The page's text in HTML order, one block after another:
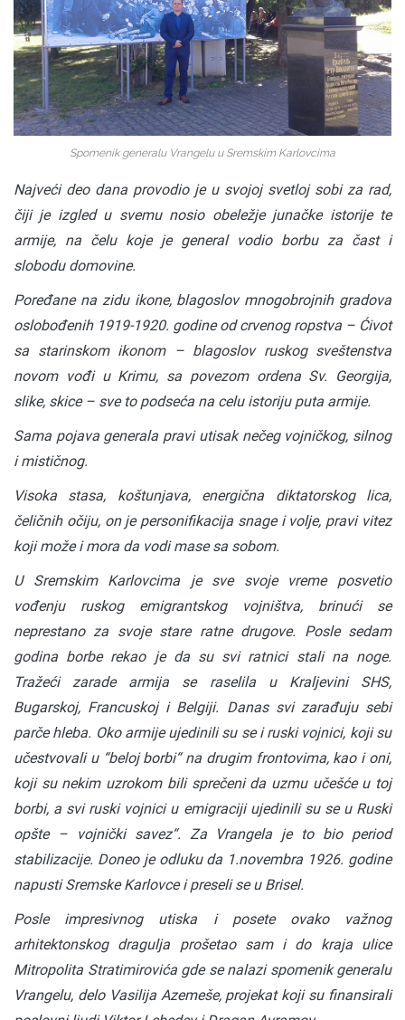
Spomenik generalu Vrangelu u Sremskim Karlovcima
Najveći deo dana provodio je u svojoj svetloj sobi za rad,
čiji je izgled u svemu nosio obeležje junačke istorije te
armije, na čelu koje je general vodio borbu za čast i
slobodu domovine.
Poređane na zidu ikone, blagoslov mnogobrojnih gradova
oslobođenih 1919-1920. godine od crvenog ropstva – Ćivot
sa starinskom ikonom – blagoslov ruskog sveštenstva
novom vođi u Krimu, sa povezom ordena Sv. Georgija,
slike, skice – sve to podseća na celu istoriju puta armije.
Sama pojava generala pravi utisak nečeg vojničkog, silnog
i mističnog.
Visoka stasa, koštunjava, energična diktatorskog lica,
čeličnih očiju, on je personifikacija snage i volje, pravi vitez
koji može i mora da vodi mase sa sobom.
U Sremskim Karlovcima je sve svoje vreme posvetio
vođenju ruskog emigrantskog vojništva, brinući se
neprestano za svoje stare ratne drugove. Posle sedam
godina borbe rekao je da su svi ratnici stali na noge.
Tražeći zarade armija se raselila u Kraljevini SHS,
Bugarskoj, Francuskoj i Belgiji. Danas svi zarađuju sebi
parče hleba. Oko armije ujedinili su se i ruski vojnici, koji su
učestvovali u “beloj borbi“ na drugim frontovima, kao i oni,
koji su nekim uzrokom bili sprečeni da uzmu učešće u toj
borbi, a svi ruski vojnici u emigraciji ujedinili su se u Ruski
opšte – vojnički savez“. Za Vrangela je to bio period
stabilizacije. Doneo je odluku da 1.novembra 1926. godine
napusti Sremske Karlovce i preseli se u Brisel.
Posle impresivnog utiska i posete ovako važnog
arhitektonskog dragulja prošetao sam i do kraja ulice
Mitropolita Stratimirovića gde se nalazi spomenik generalu
Vrangelu, delo Vasilija Azemeše, projekat koji su finansirali